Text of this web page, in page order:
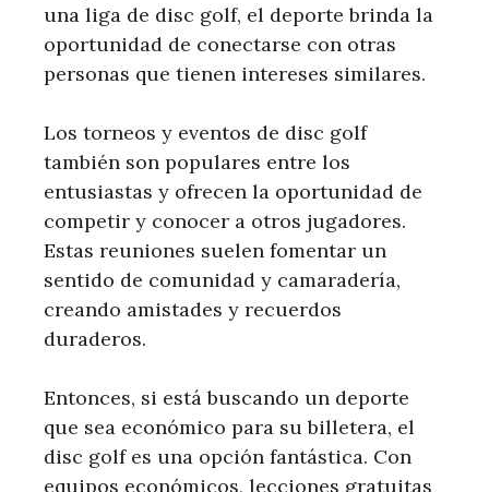
una liga de disc golf, el deporte brinda la
oportunidad de conectarse con otras
personas que tienen intereses similares.
Los torneos y eventos de disc golf
también son populares entre los
entusiastas y ofrecen la oportunidad de
competir y conocer a otros jugadores.
Estas reuniones suelen fomentar un
sentido de comunidad y camaradería,
creando amistades y recuerdos
duraderos.
Entonces, si está buscando un deporte
que sea económico para su billetera, el
disc golf es una opción fantástica. Con
equipos económicos, lecciones gratuitas